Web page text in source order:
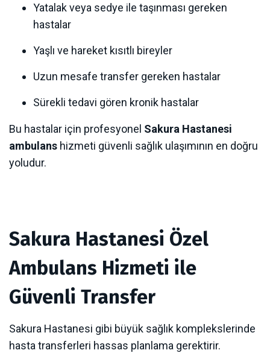
Yatalak veya sedye ile taşınması gereken
hastalar
Yaşlı ve hareket kısıtlı bireyler
Uzun mesafe transfer gereken hastalar
Sürekli tedavi gören kronik hastalar
Bu hastalar için profesyonel Sakura Hastanesi
ambulans hizmeti güvenli sağlık ulaşımının en doğru
yoludur.
Sakura Hastanesi Özel
Ambulans Hizmeti ile
Güvenli Transfer
Sakura Hastanesi gibi büyük sağlık komplekslerinde
hasta transferleri hassas planlama gerektirir.